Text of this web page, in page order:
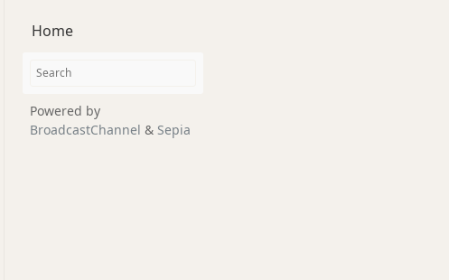
Home
Powered by
BroadcastChannel & Sepia